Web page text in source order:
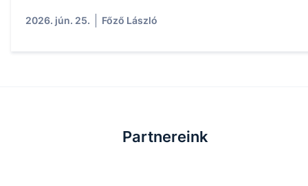
2026. jún. 25. Főző László
Partnereink